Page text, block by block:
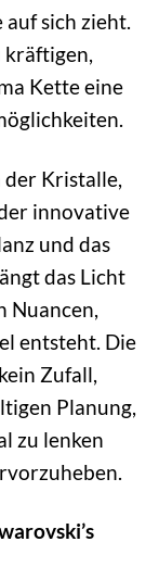
sich zieht.
Kette eine
Kristalle,
innovative
und das
das Licht
Nuancen,
entsteht. Die
Zufall,
Planung,
zu lenken